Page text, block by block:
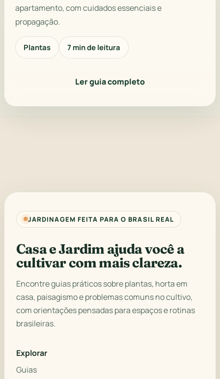
apartamento, com cuidados essenciais e
propagação.
Plantas 7 min de leitura
Ler guia completo
JARDINAGEM FEITA PARA O BRASIL REAL
Casa e Jardim ajuda você a
cultivar com mais clareza.
Encontre guias práticos sobre plantas, horta em
casa, paisagismo e problemas comuns no cultivo,
com orientações pensadas para espaços e rotinas
brasileiras.
Explorar
Guias